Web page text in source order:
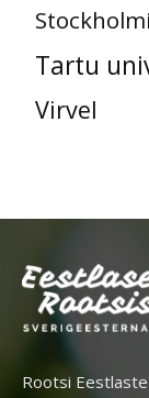
Tartu
Virvel
Rootsi Eestlaste